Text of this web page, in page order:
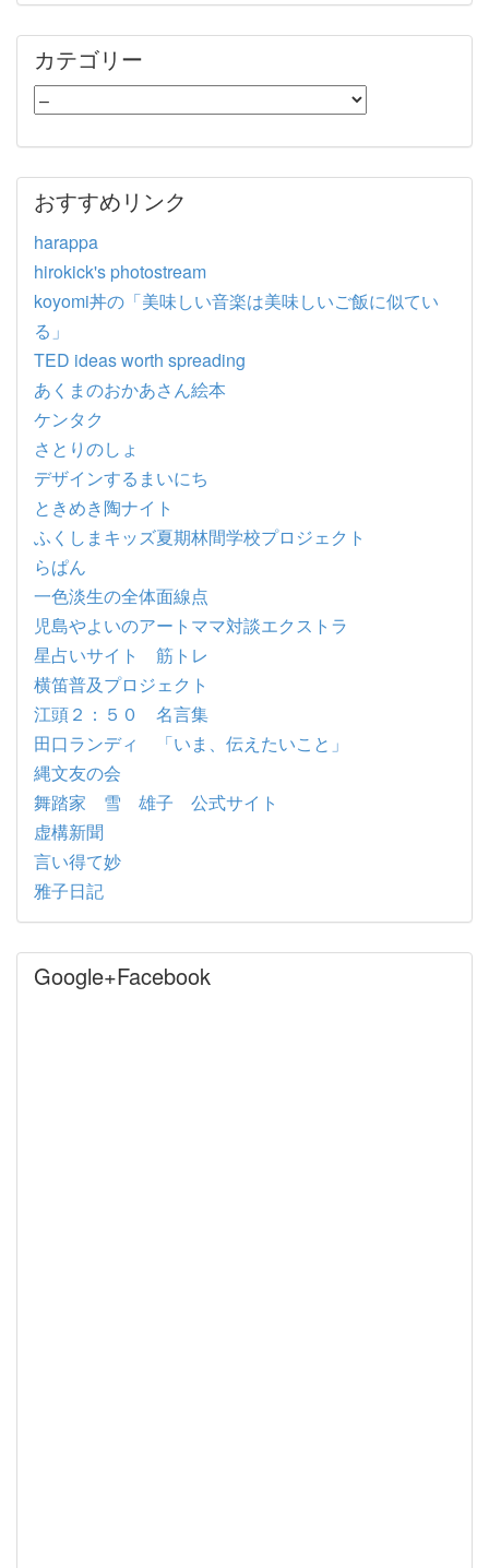
カテゴリー
おすすめリンク
harappa
hirokick's photostream
koyomi丼の「美味しい音楽は美味しいご飯に似てい
る」
TED ideas worth spreading
あくまのおかあさん絵本
ケンタク
さとりのしょ
デザインするまいにち
ときめき陶ナイト
ふくしまキッズ夏期林間学校プロジェクト
らぱん
一色淡生の全体面線点
児島やよいのアートママ対談エクストラ
星占いサイト 筋トレ
横笛普及プロジェクト
江頭２：５０ 名言集
田口ランディ 「いま、伝えたいこと」
縄文友の会
舞踏家 雪 雄子 公式サイト
虚構新聞
言い得て妙
雅子日記
Google+Facebook